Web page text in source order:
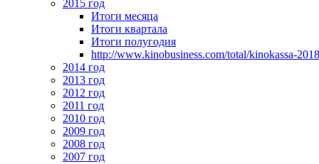
2015 год
Итоги месяца
Итоги квартала
Итоги полугодия
http://www.kinobusiness.com/total/kinokassa-
2014 год
2013 год
2012 год
2011 год
2010 год
2009 год
2008 год
2007 год